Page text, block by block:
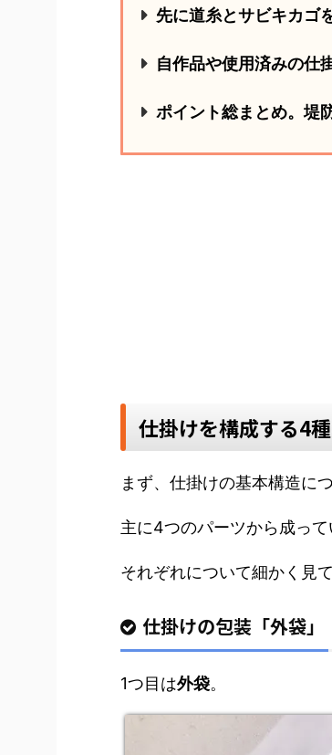
先に道糸とサビキカゴ
自作品や使用済みの仕
ポイント総まとめ。堤
仕掛けを構成する4
まず、仕掛けの基本構造に
主に4つのパーツから成って
それぞれについて細かく見
仕掛けの包装「外袋」
1つ目は外袋。